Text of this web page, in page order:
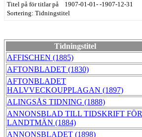
Titel på för titlar på 1907-01-01- -1907-12-31
Sortering: Tidningstitel
Tidningstitel
AFFISCHEN (1885)
AFTONBLADET (1830)
AFTONBLADET
HALVVECKOUPPLAGAN (1897)
ALINGSÅS TIDNING (1888)
ANNONSBLAD TILL TIDSKRIFT FÖR
LANDTMÄN (1884)
ANNONSBLADET (1898)